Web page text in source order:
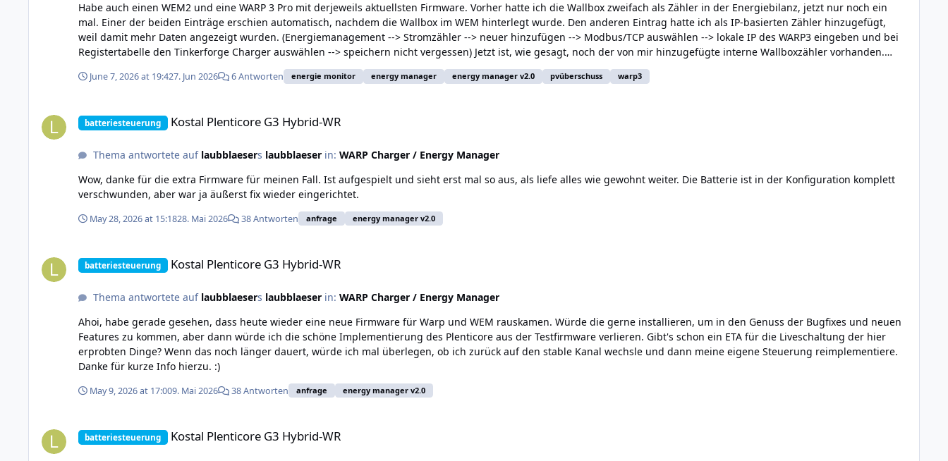
Habe auch einen WEM2 und eine WARP 3 Pro mit derjeweils aktuellsten Firmware. Vorher hatte ich die Wallbox zweifach als Zähler in der Energiebilanz, jetzt nur noch ein
mal. Einer der beiden Einträge erschien automatisch, nachdem die Wallbox im WEM hinterlegt wurde. Den anderen Eintrag hatte ich als IP-basierten Zähler hinzugefügt,
weil damit mehr Daten angezeigt wurden. (Energiemanagement --> Stromzähler --> neuer hinzufügen --> Modbus/TCP auswählen --> lokale IP des WARP3 eingeben und bei
Registertabelle den Tinkerforge Charger auswählen --> speichern nicht vergessen) Jetzt ist, wie gesagt, noch der von mir hinzugefügte interne Wallboxzähler vorhanden.
(Ich freue mich also eher, dass die Redundanz verschwunden ist.) Ich erinnere mich auch vage an einen Post hier im Forum, dass die Redundanz irgendwann mal
verschwinden sollte, weiß aber nicht mehr, in welchem Zusammenhang/Thread das erwähnt wurde. Schnapp dir also mal die IP deiner Wallbox und füge sie im WEM als
June 7, 2026 at 19:427. Jun 2026 6 Antworten energie monitor energy manager energy manager v2.0 pvüberschuss warp3
batteriesteuerung Kostal Plenticore G3 Hybrid-WR
Thema antwortete auf laubblaesers laubblaeserin: WARP Charger / Energy Manager
Wow, danke für die extra Firmware für meinen Fall. Ist aufgespielt und sieht erst mal so aus, als liefe alles wie gewohnt weiter. Die Batterie ist in der Konfiguration komplett
verschwunden, aber war ja äußerst fix wieder eingerichtet.
May 28, 2026 at 15:1828. Mai 2026 38 Antworten anfrage energy manager v2.0
batteriesteuerung Kostal Plenticore G3 Hybrid-WR
Thema antwortete auf laubblaesers laubblaeserin: WARP Charger / Energy Manager
Ahoi, habe gerade gesehen, dass heute wieder eine neue Firmware für Warp und WEM rauskamen. Würde die gerne installieren, um in den Genuss der Bugfixes und neuen
Features zu kommen, aber dann würde ich die schöne Implementierung des Plenticore aus der Testfirmware verlieren. Gibt's schon ein ETA für die Liveschaltung der hier
erprobten Dinge? Wenn das noch länger dauert, würde ich mal überlegen, ob ich zurück auf den stable Kanal wechsle und dann meine eigene Steuerung reimplementiere.
Danke für kurze Info hierzu. :)
May 9, 2026 at 17:009. Mai 2026 38 Antworten anfrage energy manager v2.0
batteriesteuerung Kostal Plenticore G3 Hybrid-WR